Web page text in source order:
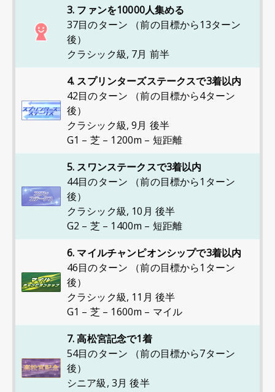
3. ファンを10000人集める
37目のターン （前の目標から13ターン
後）
クラシック級, 7月 前半
4. スプリンターズステークスで3着以内
42目のターン （前の目標から4ターン
後）
クラシック級, 9月 後半
G1 – 芝 – 1200m – 短距離
5. スワンステークスで3着以内
44目のターン （前の目標から1ターン
後）
クラシック級, 10月 後半
G2 – 芝 – 1400m – 短距離
6. マイルチャンピオンシップで3着以内
46目のターン （前の目標から1ターン
後）
クラシック級, 11月 後半
G1 – 芝 – 1600m – マイル
7. 高松宮記念で1着
54目のターン （前の目標から7ターン
後）
シニア級, 3月 後半